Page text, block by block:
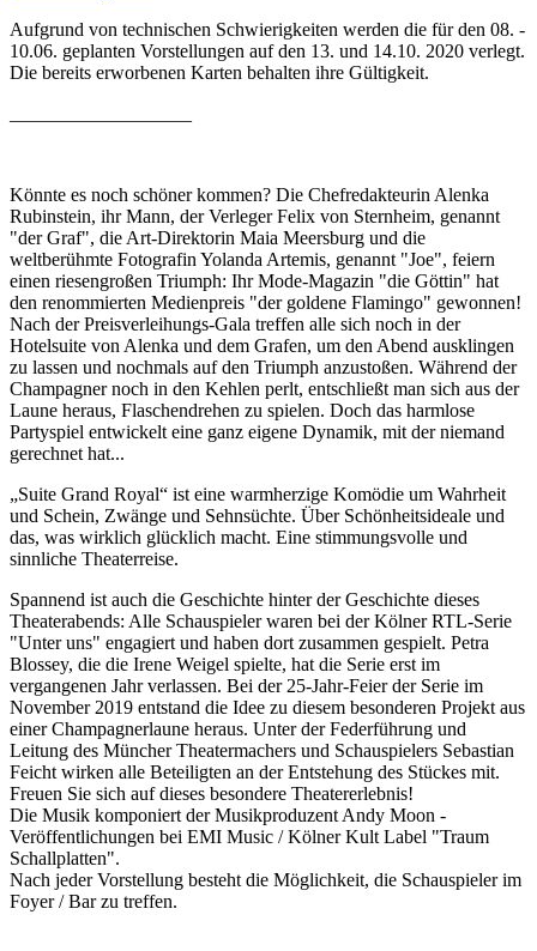
Aufgrund von technischen Schwierigkeiten werden die für den 08. -
10.06. geplanten Vorstellungen auf den 13. und 14.10. 2020 verlegt.
Die bereits erworbenen Karten behalten ihre Gültigkeit.
Könnte es noch schöner kommen? Die Chefredakteurin Alenka
Rubinstein, ihr Mann, der Verleger Felix von Sternheim, genannt
"der Graf", die Art-Direktorin Maia Meersburg und die
weltberühmte Fotografin Yolanda Artemis, genannt "Joe", feiern
einen riesengroßen Triumph: Ihr Mode-Magazin "die Göttin" hat
den renommierten Medienpreis "der goldene Flamingo" gewonnen!
Nach der Preisverleihungs-Gala treffen alle sich noch in der
Hotelsuite von Alenka und dem Grafen, um den Abend ausklingen
zu lassen und nochmals auf den Triumph anzustoßen. Während der
Champagner noch in den Kehlen perlt, entschließt man sich aus der
Laune heraus, Flaschendrehen zu spielen. Doch das harmlose
Partyspiel entwickelt eine ganz eigene Dynamik, mit der niemand
gerechnet hat...
„Suite Grand Royal“ ist eine warmherzige Komödie um Wahrheit
und Schein, Zwänge und Sehnsüchte. Über Schönheitsideale und
das, was wirklich glücklich macht. Eine stimmungsvolle und
sinnliche Theaterreise.
Spannend ist auch die Geschichte hinter der Geschichte dieses
Theaterabends: Alle Schauspieler waren bei der Kölner RTL-Serie
"Unter uns" engagiert und haben dort zusammen gespielt. Petra
Blossey, die die Irene Weigel spielte, hat die Serie erst im
vergangenen Jahr verlassen. Bei der 25-Jahr-Feier der Serie im
November 2019 entstand die Idee zu diesem besonderen Projekt aus
einer Champagnerlaune heraus. Unter der Federführung und
Leitung des Müncher Theatermachers und Schauspielers Sebastian
Feicht wirken alle Beteiligten an der Entstehung des Stückes mit.
Freuen Sie sich auf dieses besondere Theatererlebnis!
Die Musik komponiert der Musikproduzent Andy Moon -
Veröffentlichungen bei EMI Music / Kölner Kult Label "Traum
Schallplatten".
Nach jeder Vorstellung besteht die Möglichkeit, die Schauspieler im
Foyer / Bar zu treffen.